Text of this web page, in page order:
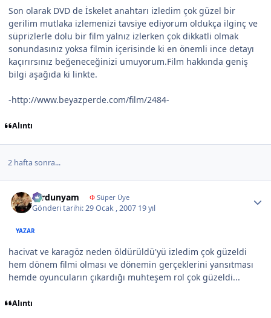
Son olarak DVD de İskelet anahtarı izledim çok güzel bir
gerilim mutlaka izlemenizi tavsiye ediyorum oldukça ilginç ve
süprizlerle dolu bir film yalnız izlerken çok dikkatli olmak
sonundasınız yoksa filmin içerisinde ki en önemli ince detayı
kaçırırsınız beğeneceğinizi umuyorum.Film hakkında geniş
bilgi aşağıda ki linkte.
-http://www.beyazperde.com/film/2484-
Alıntı
2 hafta sonra...
sardunyam ΦSüper Üye
Gönderi tarihi:29 Ocak , 2007 19 yıl
YAZAR
hacivat ve karagöz neden öldürüldü'yü izledim çok güzeldi
hem dönem filmi olması ve dönemin gerçeklerini yansıtması
hemde oyuncuların çıkardığı muhteşem rol çok güzeldi...
Alıntı